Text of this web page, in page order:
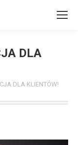
DLA
DLA KLIENTÓW!